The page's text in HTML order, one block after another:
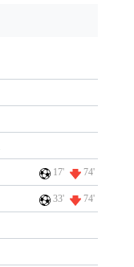
17' 74'
33' 74'